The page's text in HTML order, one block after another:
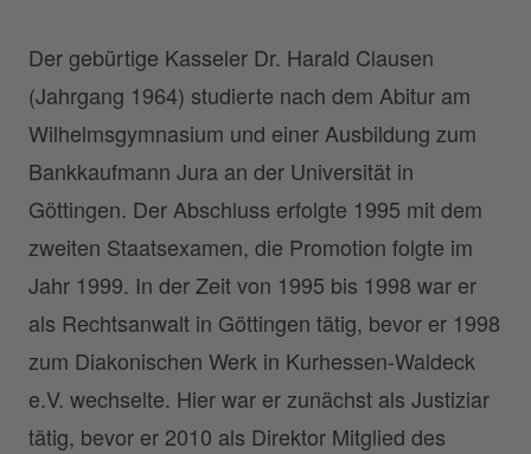
Der gebürtige Kasseler Dr. Harald Clausen
(Jahrgang 1964) studierte nach dem Abitur am
Wilhelmsgymnasium und einer Ausbildung zum
Bankkaufmann Jura an der Universität in
Göttingen. Der Abschluss erfolgte 1995 mit dem
zweiten Staatsexamen, die Promotion folgte im
Jahr 1999. In der Zeit von 1995 bis 1998 war er
als Rechtsanwalt in Göttingen tätig, bevor er 1998
zum Diakonischen Werk in Kurhessen-Waldeck
e.V. wechselte. Hier war er zunächst als Justiziar
tätig, bevor er 2010 als Direktor Mitglied des